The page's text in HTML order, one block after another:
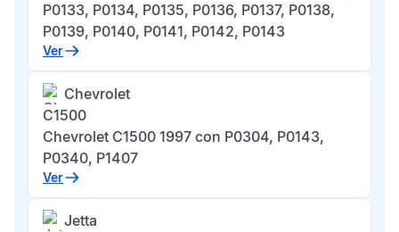
P0133, P0134, P0135, P0136, P0137, P0138,
P0139, P0140, P0141, P0142, P0143
Ver
Chevrolet
C1500
Chevrolet C1500 1997 con P0304, P0143,
P0340, P1407
Ver
Jetta